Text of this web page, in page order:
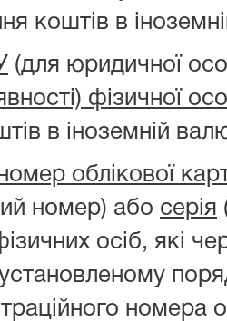
коштів в
(для юридичної
фізичної
в іноземній
облікової
номер) або серія
осіб, які
номера